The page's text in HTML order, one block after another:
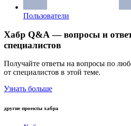
Пользователи
Хабр Q&A — вопросы и
специалистов
Получайте ответы на вопросы по
от специалистов в этой теме.
Узнать больше
другие проекты хабра